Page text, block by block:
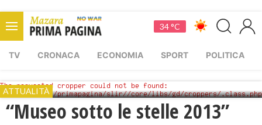
34 °C
TV CRONACA ECONOMIA SPORT POLITICA
ATTUALITÀ
“Museo sotto le stelle 2013”